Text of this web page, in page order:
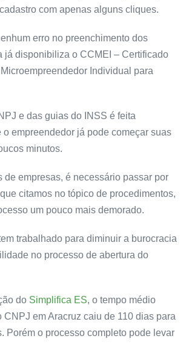
com apenas alguns cliques.
erro no preenchimento dos
já disponibiliza o CCMEI – Certificado
Individual para
e das guias do INSS é feita
o empreendedor já pode começar suas
minutos.
de empresas, é necessário passar por
citamos no tópico de procedimentos,
um pouco mais demorado.
trabalhado para diminuir a burocracia
no processo de abertura do
do Simplifica ES, o tempo médio
CNPJ em Aracruz caiu de 110 dias para
Porém o processo completo pode levar